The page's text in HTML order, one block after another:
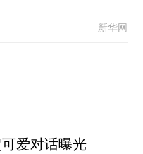
新华网
爱对话曝光